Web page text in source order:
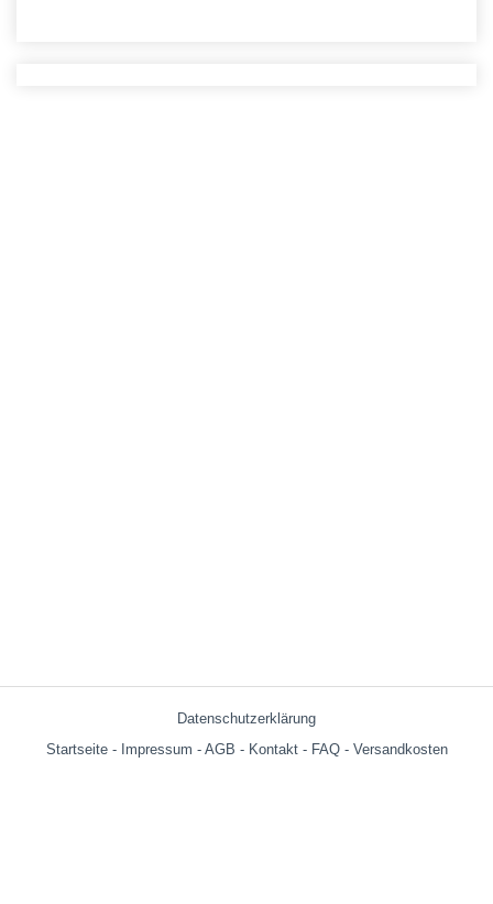
Datenschutzerklärung
Startseite- Impressum - AGB - Kontakt- FAQ- Versandkosten